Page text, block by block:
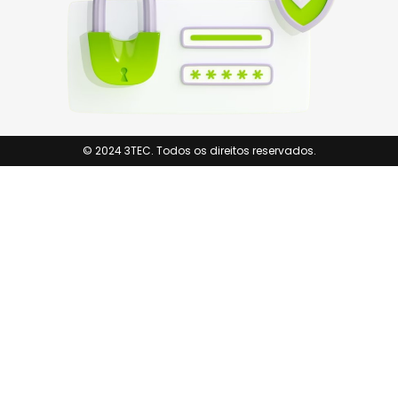
© 2024 3TEC. Todos os direitos reservados.